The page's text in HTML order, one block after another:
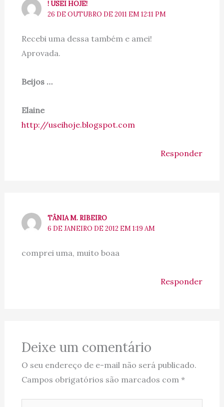
! USEI HOJE!
26 DE OUTUBRO DE 2011 EM 12:11 PM
Recebi uma dessa também e amei!
Aprovada.
Beijos …
Elaine
http://useihoje.blogspot.com
Responder
TÂNIA M. RIBEIRO
6 DE JANEIRO DE 2012 EM 1:19 AM
comprei uma, muito boaa
Responder
Deixe um comentário
O seu endereço de e-mail não será publicado.
Campos obrigatórios são marcados com *